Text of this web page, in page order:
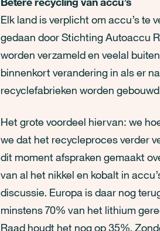
Elk land is verplicht om accu’s te
gedaan door Stichting Autoaccu
worden verzameld en veelal
binnenkort verandering in als er
recyclefabrieken worden
Het grote voordeel hiervan: we
we dat het recycleproces verder
dit moment afspraken gemaakt
van al het nikkel en kobalt in
discussie. Europa is daar nog
minstens 70% van het lithium
Raad houdt het nog op 35%.